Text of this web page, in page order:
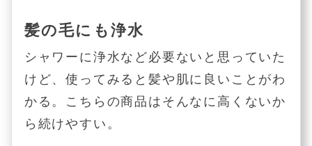
髪の毛にも浄水
シャワーに浄水など必要ないと思っていた
けど、使ってみると髪や肌に良いことがわ
かる。こちらの商品はそんなに高くないか
ら続けやすい。